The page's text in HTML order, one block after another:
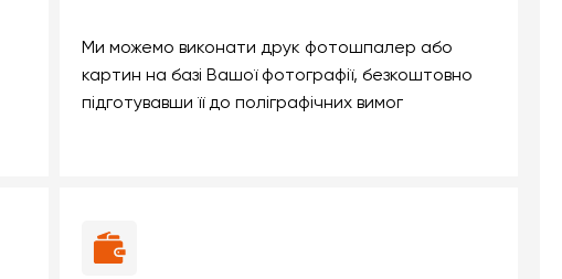
Ми можемо виконати друк фотошпалер або
картин на базі Вашої фотографії, безкоштовно
підготувавши її до поліграфічних вимог